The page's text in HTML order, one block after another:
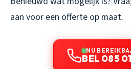
aan voor een offerte op maat.
NU
BEL 085